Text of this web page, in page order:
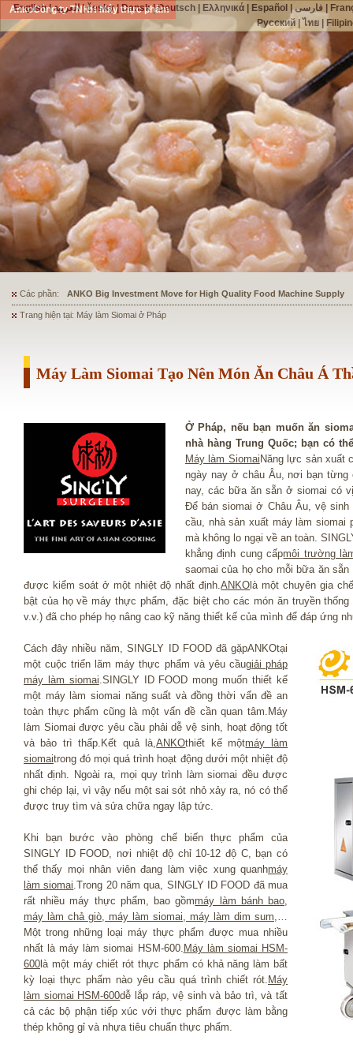
AnkoCông ty TNHH Máy thực phẩm
Các phần: ANKO's Food Processing Equipment Assists a Shoe Seller to Start
Trang hiện tại: Máy làm Siomai ở Pháp
Máy Làm Siomai Tạo Nên Món Ăn Châu Á
Ở Pháp, nếu bạn muốn ăn
nhà hàng Trung Quốc; bạn có
Máy làm Siomai Năng lực sản xuất
ngày nay ở châu Âu, nơi bạn từng
nay, các bữa ăn sẵn ở siomai có
Để bán siomai ở Châu Âu, vệ
cầu, nhà sản xuất máy làm siomai
mà không lo ngại về an toàn.
khẳng định cung cấpmôi trường
saomai của họ cho mỗi bữa ăn
được kiểm soát ở một nhiệt độ nhất định.ANKO là một chuyên gia
bật của họ về máy thực phẩm, đặc biệt cho các món ăn truyền
v.v.) đã cho phép họ nâng cao kỹ năng thiết kế của mình để đáp ứng
Cách đây nhiều năm, SINGLY ID FOOD đã gặpANKOtại
một cuộc triển lãm máy thực phẩm và yêu cầugiải pháp
máy làm siomai.SINGLY ID FOOD mong muốn thiết kế
một máy làm siomai năng suất và đồng thời vấn đề an
toàn thực phẩm cũng là một vấn đề cần quan tâm.Máy
làm Siomai được yêu cầu phải dễ vệ sinh, hoạt động tốt
và bảo trì thấp.Kết quả là,ANKOthiết kế mộtmáy làm
siomaitrong đó mọi quá trình hoạt động dưới một nhiệt độ
nhất định. Ngoài ra, mọi quy trình làm siomai đều được
ghi chép lại, vì vậy nếu một sai sót nhỏ xảy ra, nó có thể
được truy tìm và sửa chữa ngay lập tức.
Khi bạn bước vào phòng chế biến thực phẩm của
SINGLY ID FOOD, nơi nhiệt độ chỉ 10-12 độ C, bạn có
thể thấy mọi nhân viên đang làm việc xung quanhmáy
làm siomai.Trong 20 năm qua, SINGLY ID FOOD đã mua
rất nhiều máy thực phẩm, bao gồmmáy làm bánh bao,
máy làm chả giò, máy làm siomai, máy làm dim sum,…
Một trong những loại máy thực phẩm được mua nhiều
nhất là máy làm siomai HSM-600. Máy làm siomai HSM-
600 là một máy chiết rót thực phẩm có khả năng làm bất
kỳ loại thực phẩm nào yêu cầu quá trình chiết rót. Máy
làm siomai HSM-600dễ lắp ráp, vệ sinh và bảo trì, và tất
cả các bộ phận tiếp xúc với thực phẩm được làm bằng
thép không gỉ và nhựa tiêu chuẩn thực phẩm.
English|العربية|česky|Dansk|Deutsch| Ελληνικά| Español |فارسی|
Русский| ไทย|